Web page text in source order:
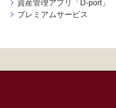
資産管理アプリ「D-port」
プレミアムサービス